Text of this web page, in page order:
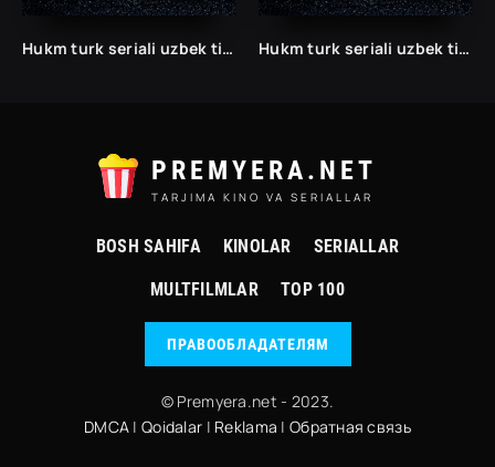
Hukm turk seriali uzbek tilida /Хукм турк сериали ўзбек тилида/ 203. 204. 205. 206. 207. 208. 209. 210. 211. 212. 213. 214. 215 barcha qismlari. Hukm turk seriali uzbek tilida /Хукм турк сериали ўзбек тилида/ 203. 204. 205. 206. 207. 208. 209. 210. 211. 212. 213. 214. 215 barcha qismlari.
PREMYERA.NET
TARJIMA KINO VA SERIALLAR
BOSH SAHIFA KINOLAR SERIALLAR
MULTFILMLAR TOP 100
ПРАВООБЛАДАТЕЛЯМ
© Premyera.net - 2023.
DMCA |Qoidalar | Reklama | Обратная связь